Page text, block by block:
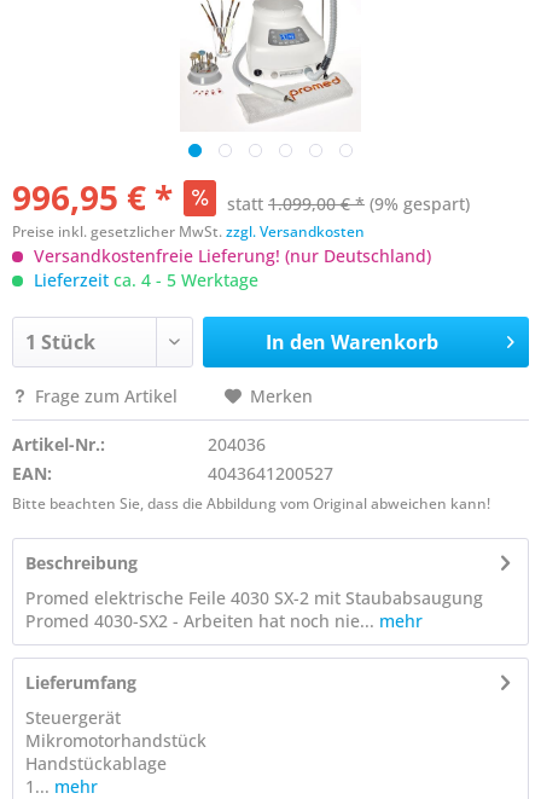
996,95 € * statt 1.099,00 € * (9% gespart)
Preise inkl. gesetzlicher MwSt.zzgl. Versandkosten
Versandkostenfreie Lieferung! (nur Deutschland)
Lieferzeit ca. 4 - 5 Werktage
In den Warenkorb
Frage zum Artikel Merken
Artikel-Nr.:
204036
EAN:
4043641200527
Bitte beachten Sie, dass die Abbildung vom Original abweichen kann!
Beschreibung
Promed elektrische Feile 4030 SX-2 mit Staubabsaugung
Promed 4030-SX2 - Arbeiten hat noch nie... mehr
Lieferumfang
Steuergerät
Mikromotorhandstück
Handstückablage
1... mehr